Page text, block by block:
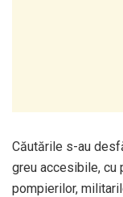
Căutările s-au
greu accesibile, cu
pompierilor,